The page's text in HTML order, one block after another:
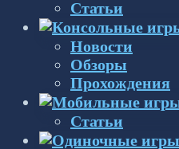
Статьи
Новости
Обзоры
Прохождения
Статьи